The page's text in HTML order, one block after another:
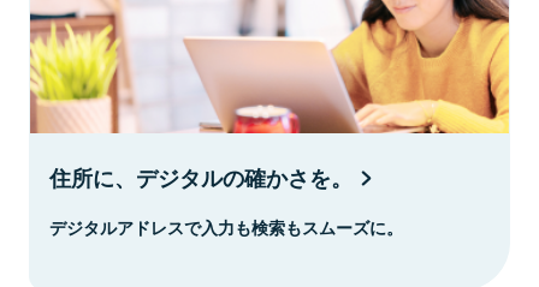
住所に、デジタルの確かさを。
デジタルアドレスで入力も検索もスムーズに。